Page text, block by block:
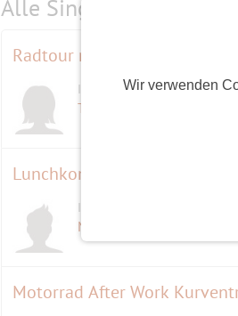
Wir verwenden
Alle Single-Events am
Radtour nach Groß Schauen
Initiatorin
Tine123
Lunchkonzert
Initiator
Maratiri
Motorrad After Work